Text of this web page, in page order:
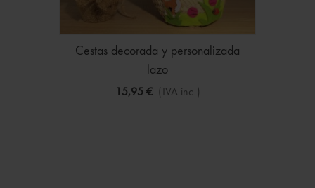
Cestas decorada y personalizada
lazo
15,95 € (IVA inc.)